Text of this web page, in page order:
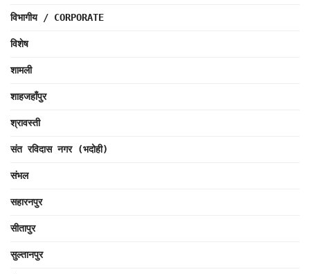
विभागीय / CORPORATE
विशेष
शामली
शाहजहाँपुर
श्रावस्ती
संत रविदास नगर (भदोही)
संभल
सहारनपुर
सीतापुर
सुल्तानपुर